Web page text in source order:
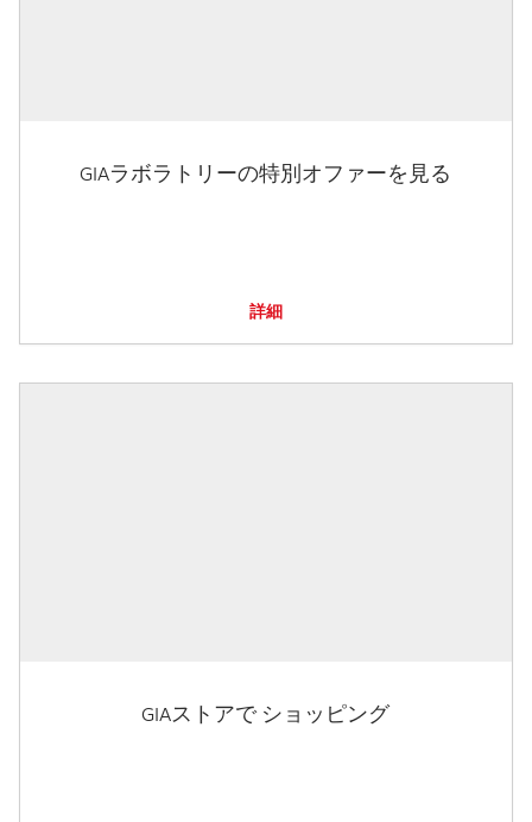
GIAラボラトリーの特別オファーを見る
詳細
GIAストアで ショッピング